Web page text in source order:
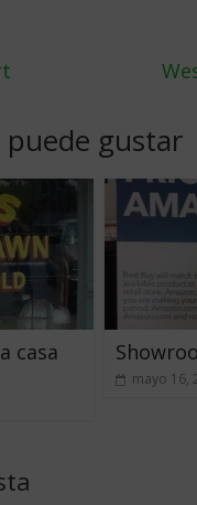
gustar
casa
mayo 16,